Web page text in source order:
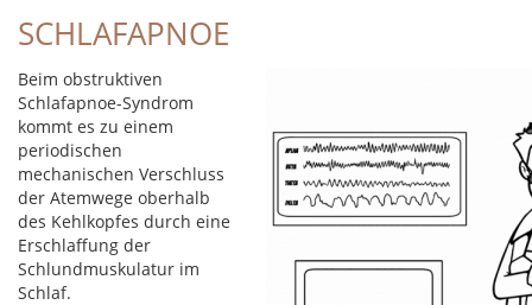
und Schlafmedizin
(AZLS)
SCHLAFAPNOE
Beim obstruktiven
Schlafapnoe-Syndrom
kommt es zu einem
periodischen
mechanischen Verschluss
der Atemwege oberhalb
des Kehlkopfes durch eine
Erschlaffung der
Schlundmuskulatur im
Schlaf.